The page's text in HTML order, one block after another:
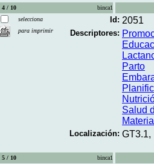
4 / 10
binca1
selecciona
para imprimir
Id: 2051
Descriptores:
Parto
Salud
Localización: GT3.1,
5 / 10
binca1